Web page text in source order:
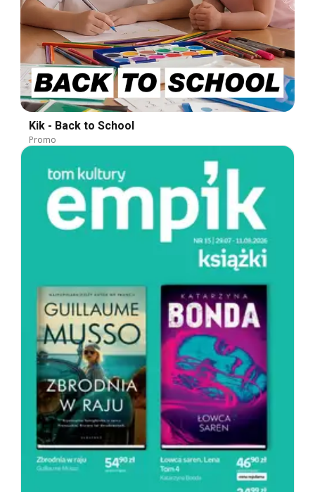
Kik - Back to School
Promo